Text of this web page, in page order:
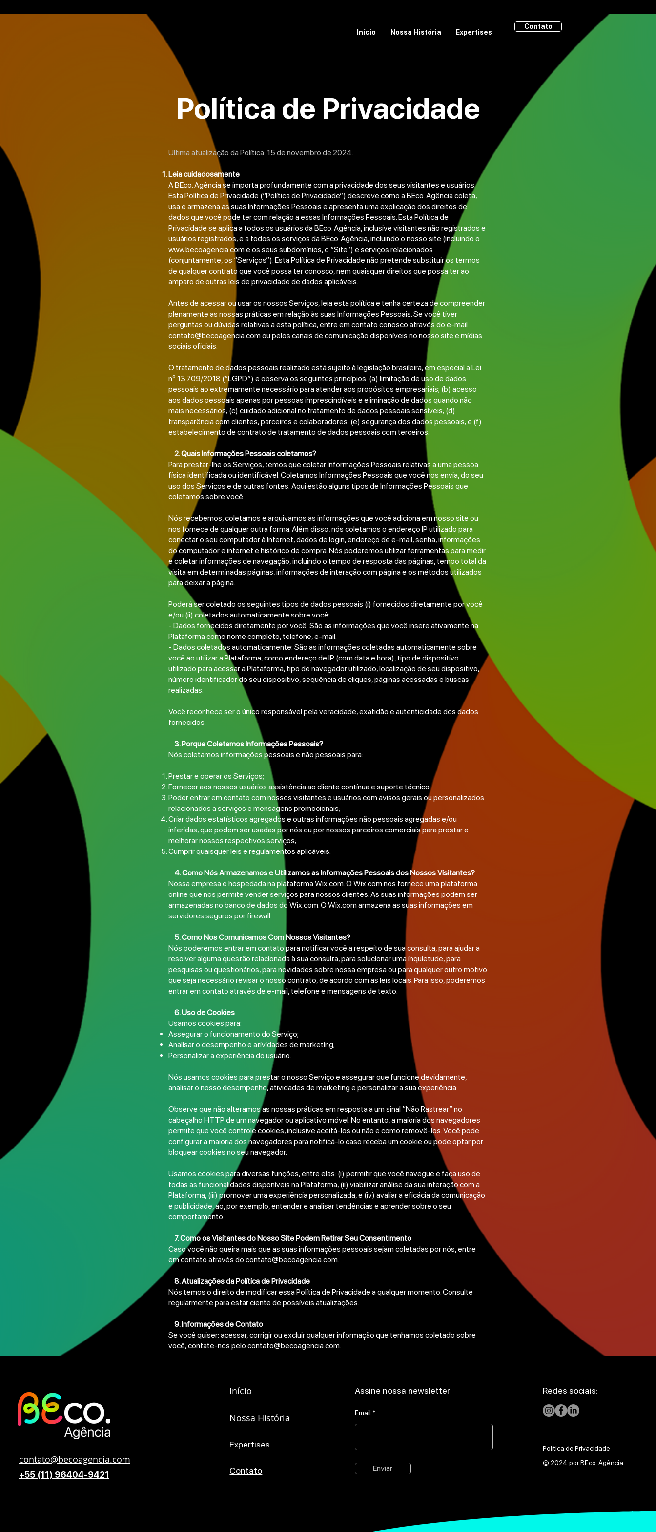
Início Nossa História Expertises
Contato
Política de Privacidade
Última atualização da Política: 15 de novembro de 2024.
Leia cuidadosamente
A BEco. Agência se importa profundamente com a privacidade dos seus visitantes e usuários.
Esta Política de Privacidade (“Política de Privacidade”) descreve como a BEco. Agência coleta,
usa e armazena as suas Informações Pessoais e apresenta uma explicação dos direitos de
dados que você pode ter com relação a essas Informações Pessoais. Esta Política de
Privacidade se aplica a todos os usuários da BEco. Agência, inclusive visitantes não registrados e
usuários registrados, e a todos os serviços da BEco. Agência, incluindo o nosso site (incluindo o
www.becoagencia.come os seus subdomínios, o “Site”) e serviços relacionados
(conjuntamente, os “Serviços”). Esta Política de Privacidade não pretende substituir os termos
de qualquer contrato que você possa ter conosco, nem quaisquer direitos que possa ter ao
amparo de outras leis de privacidade de dados aplicáveis.
Antes de acessar ou usar os nossos Serviços, leia esta política e tenha certeza de compreender
plenamente as nossas práticas em relação às suas Informações Pessoais. Se você tiver
perguntas ou dúvidas relativas a esta política, entre em contato conosco através do e-mail
contato@becoagencia.comou pelos canais de comunicação disponíveis no nosso site e mídias
sociais oficiais.
O tratamento de dados pessoais realizado está sujeito à legislação brasileira, em especial a Lei
nº 13.709/2018 (“LGPD”) e observa os seguintes princípios: (a) limitação de uso de dados
pessoais ao extremamente necessário para atender aos propósitos empresariais; (b) acesso
aos dados pessoais apenas por pessoas imprescindíveis e eliminação de dados quando não
mais necessários; (c) cuidado adicional no tratamento de dados pessoais sensíveis; (d)
transparência com clientes, parceiros e colaboradores; (e) segurança dos dados pessoais; e (f)
estabelecimento de contrato de tratamento de dados pessoais com terceiros.
2. Quais Informações Pessoais coletamos?
Para prestar-lhe os Serviços, temos que coletar Informações Pessoais relativas a uma pessoa
física identificada ou identificável. Coletamos Informações Pessoais que você nos envia, do seu
uso dos Serviços e de outras fontes. Aqui estão alguns tipos de Informações Pessoais que
coletamos sobre você:
Nós recebemos, coletamos e arquivamos as informações que você adiciona em nosso site ou
nos fornece de qualquer outra forma. Além disso, nós coletamos o endereço IP utilizado para
conectar o seu computador à Internet, dados de login, endereço de e-mail, senha, informações
do computador e internet e histórico de compra. Nós poderemos utilizar ferramentas para medir
e coletar informações de navegação, incluindo o tempo de resposta das páginas, tempo total da
visita em determinadas páginas, informações de interação com página e os métodos utilizados
para deixar a página.
Poderá ser coletado os seguintes tipos de dados pessoais (i) fornecidos diretamente por você
e/ou (ii) coletados automaticamente sobre você:
- Dados fornecidos diretamente por você: São as informações que você insere ativamente na
Plataforma como nome completo, telefone, e-mail.
- Dados coletados automaticamente: São as informações coletadas automaticamente sobre
você ao utilizar a Plataforma, como endereço de IP (com data e hora), tipo de dispositivo
utilizado para acessar a Plataforma, tipo de navegador utilizado, localização de seu dispositivo,
número identificador do seu dispositivo, sequência de cliques, páginas acessadas e buscas
realizadas.
Você reconhece ser o único responsável pela veracidade, exatidão e autenticidade dos dados
fornecidos.
3. Porque Coletamos Informações Pessoais?
Nós coletamos informações pessoais e não pessoais para:
Prestar e operar os Serviços;
Fornecer aos nossos usuários assistência ao cliente contínua e suporte técnico;
Poder entrar em contato com nossos visitantes e usuários com avisos gerais ou personalizados
relacionados a serviços e mensagens promocionais;
Criar dados estatísticos agregados e outras informações não pessoais agregadas e/ou
inferidas, que podem ser usadas por nós ou por nossos parceiros comerciais para prestar e
melhorar nossos respectivos serviços;
Cumprir quaisquer leis e regulamentos aplicáveis.
4. Como Nós Armazenamos e Utilizamos as Informações Pessoais dos Nossos Visitantes?
Nossa empresa é hospedada na plataforma Wix.com. O Wix.com nos fornece uma plataforma
online que nos permite vender serviços para nossos clientes. As suas informações podem ser
armazenadas no banco de dados do Wix.com. O Wix.com armazena as suas informações em
servidores seguros por firewall.
5. Como Nos Comunicamos Com Nossos Visitantes?
Nós poderemos entrar em contato para notificar você a respeito de sua consulta, para ajudar a
resolver alguma questão relacionada à sua consulta, para solucionar uma inquietude, para
pesquisas ou questionários, para novidades sobre nossa empresa ou para qualquer outro motivo
que seja necessário revisar o nosso contrato, de acordo com as leis locais. Para isso, poderemos
entrar em contato através de e-mail, telefone e mensagens de texto.
6. Uso de Cookies
Usamos cookies para:
Assegurar o funcionamento do Serviço;
Analisar o desempenho e atividades de marketing;
Personalizar a experiência do usuário.
Nós usamos cookies para prestar o nosso Serviço e assegurar que funcione devidamente,
analisar o nosso desempenho, atividades de marketing e personalizar a sua experiência.
​Observe que não alteramos as nossas práticas em resposta a um sinal “Não Rastrear” no
cabeçalho HTTP de um navegador ou aplicativo móvel. No entanto, a maioria dos navegadores
permite que você controle cookies, inclusive aceitá-los ou não e como removê-los. Você pode
configurar a maioria dos navegadores para notificá-lo caso receba um cookie ou pode optar por
bloquear cookies no seu navegador.
Usamos cookies para diversas funções, entre elas: (i) permitir que você navegue e faça uso de
todas as funcionalidades disponíveis na Plataforma, (ii) viabilizar análise da sua interação com a
Plataforma, (iii) promover uma experiência personalizada, e (iv) avaliar a eficácia da comunicação
e publicidade, ao, por exemplo, entender e analisar tendências e aprender sobre o seu
comportamento.
7. Como os Visitantes do Nosso Site Podem Retirar Seu Consentimento
Caso você não queira mais que as suas informações pessoais sejam coletadas por nós, entre
em contato através do contato@becoagencia.com.
8. Atualizações da Política de Privacidade
Nós temos o direito de modificar essa Política de Privacidade a qualquer momento. Consulte
regularmente para estar ciente de possíveis atualizações.
9. Informações de Contato
Se você quiser: acessar, corrigir ou excluir qualquer informação que tenhamos coletado sobre
você, contate-nos pelo contato@becoagencia.com.
contato@becoagencia.com
+55 (11) 96404-9421
Início
Nossa História
Expertises
Contato
Assine nossa newsletter
Email
Enviar
Redes sociais:
Política de Privacidade
© 2024 por BEco. Agência